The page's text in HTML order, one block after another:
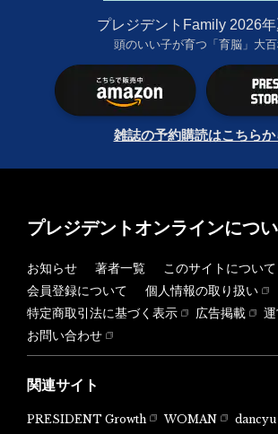
プレジデントFamily 2026
頭のいい子が育つ「育脳」大
雑誌の予約購読はこちらか
プレジデントオンラインにつ
お知らせ 著者一覧
このサイトについて
会員登録について
個人情報の取り扱い
特定商取引法に基づく表示
広告掲載
お問い合わせ
関連サイト
PRESIDENT Growth WOMAN dancyu